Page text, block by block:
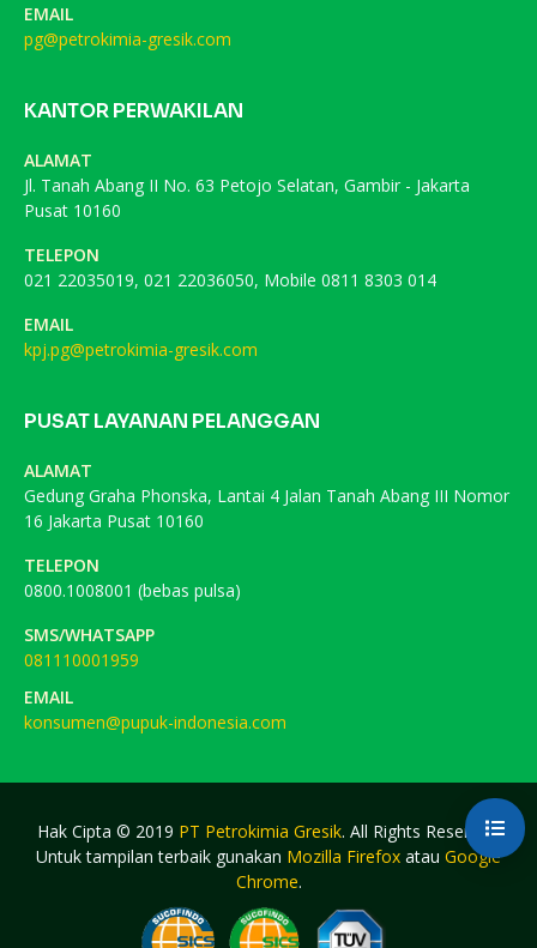
EMAIL
pg@petrokimia-gresik.com
KANTOR PERWAKILAN
ALAMAT
Jl. Tanah Abang II No. 63 Petojo Selatan, Gambir - Jakarta
Pusat 10160
TELEPON
021 22035019, 021 22036050, Mobile 0811 8303 014
EMAIL
kpj.pg@petrokimia-gresik.com
PUSAT LAYANAN PELANGGAN
ALAMAT
Gedung Graha Phonska, Lantai 4 Jalan Tanah Abang III Nomor
16 Jakarta Pusat 10160
TELEPON
0800.1008001 (bebas pulsa)
SMS/WHATSAPP
081110001959
EMAIL
konsumen@pupuk-indonesia.com
Hak Cipta © 2019 PT Petrokimia Gresik. All Rights Reserved.
Untuk tampilan terbaik gunakan Mozilla Firefox atau Google
Chrome.